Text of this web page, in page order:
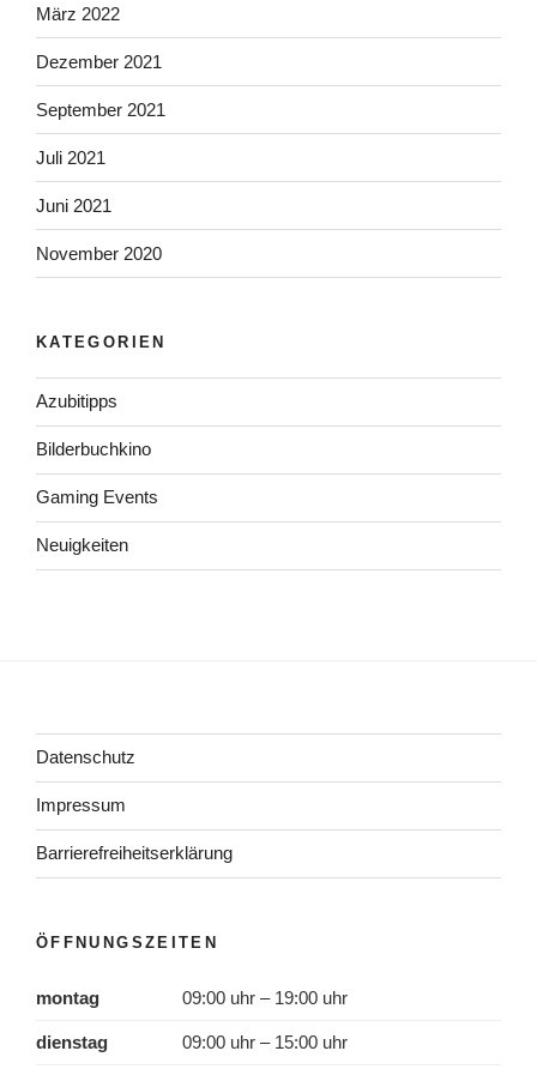
März 2022
Dezember 2021
September 2021
Juli 2021
Juni 2021
November 2020
KATEGORIEN
Azubitipps
Bilderbuchkino
Gaming Events
Neuigkeiten
Datenschutz
Impressum
Barrierefreiheitserklärung
ÖFFNUNGSZEITEN
montag 09:00 uhr – 19:00 uhr
dienstag 09:00 uhr – 15:00 uhr